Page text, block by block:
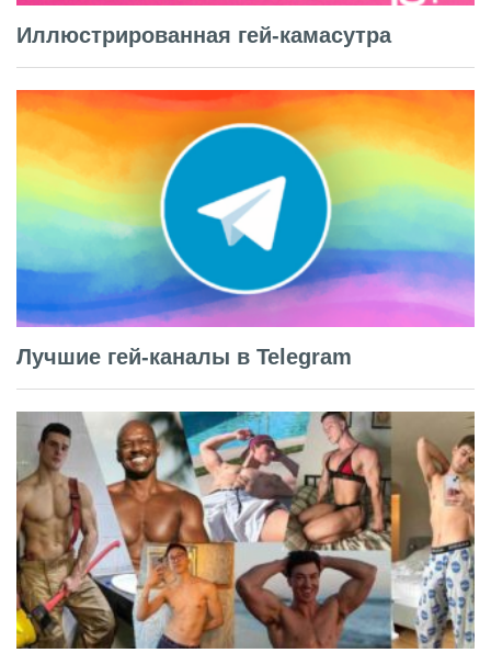
Иллюстрированная гей-камасутра
Лучшие гей-каналы в Telegram